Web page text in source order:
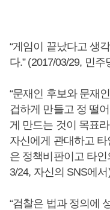
“게임이 끝났다고 생
다.” (2017/03/29, 민
“문재인 후보와 문재
겁하게 만들고 정 떨
게 만드는 것이 목표
자신에게 관대하고 타
은 정책비판이고 타인
3/24, 자신의 SNS에서
“검찰은 법과 정의에